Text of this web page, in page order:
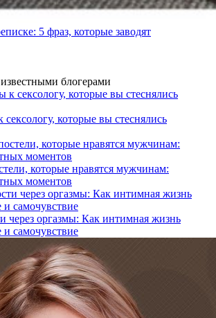
5 фраз, которые заводят
блогерами
которые вы стеснялись
которые нравятся мужчинам:
моментов
через оргазмы: Как интимная жизнь
и самочувствие